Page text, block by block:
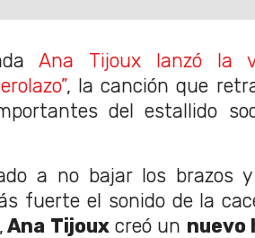
Ana Tijoux lanzó la
, la canción que
del estallido
a no bajar los brazos
fuerte el sonido de la
Ana Tijoux creó un nuevo